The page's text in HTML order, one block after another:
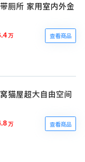
厕所 家用室内外金
万 查看商品
猫屋超大自由空间
万 查看商品